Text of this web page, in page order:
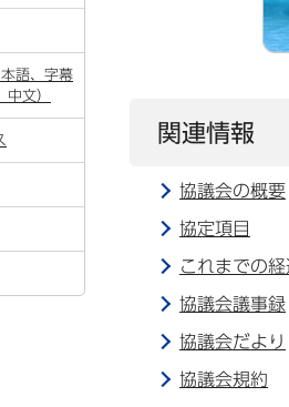
関連情報
協議会の概要
協定項目
これまでの経
協議会議事録
協議会だより
協議会規約
語、字幕
文）